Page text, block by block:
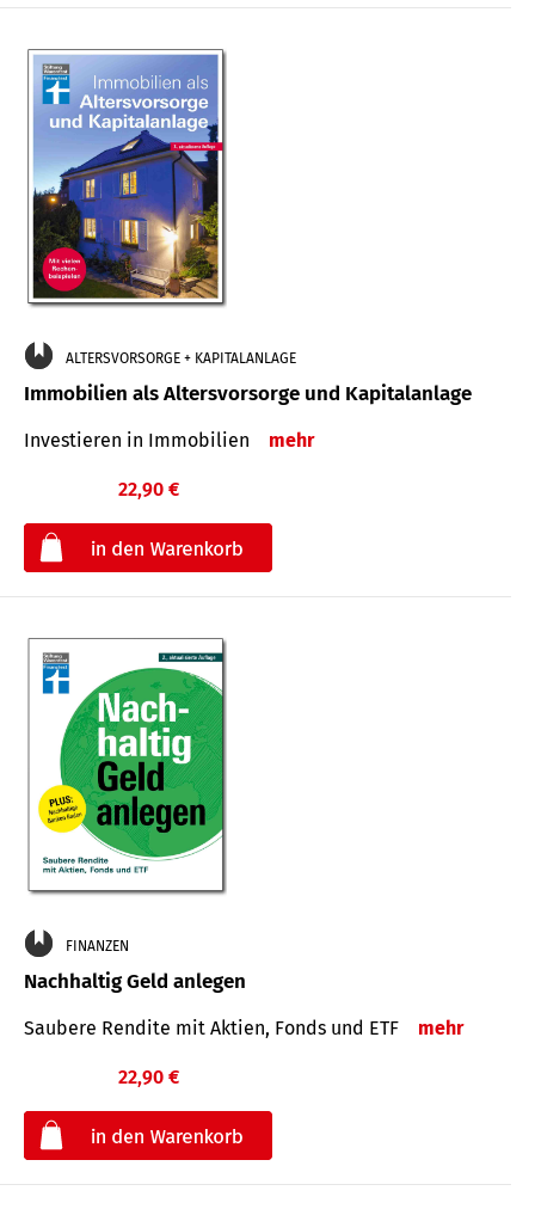
ALTERSVORSORGE + KAPITALANLAGE
Immobilien als Altersvorsorge und Kapitalanlage
Investieren in Immobilien mehr
22,90 €
FINANZEN
Nachhaltig Geld anlegen
Saubere Rendite mit Aktien, Fonds und ETF mehr
22,90 €